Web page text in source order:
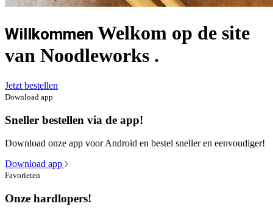
Willkommen Welkom op de site
van Noodleworks .
Jetzt bestellen
Download app
Sneller bestellen via de app!
Download onze app voor Android en bestel sneller en eenvoudiger!
Download app
Favorieten
Onze hardlopers!